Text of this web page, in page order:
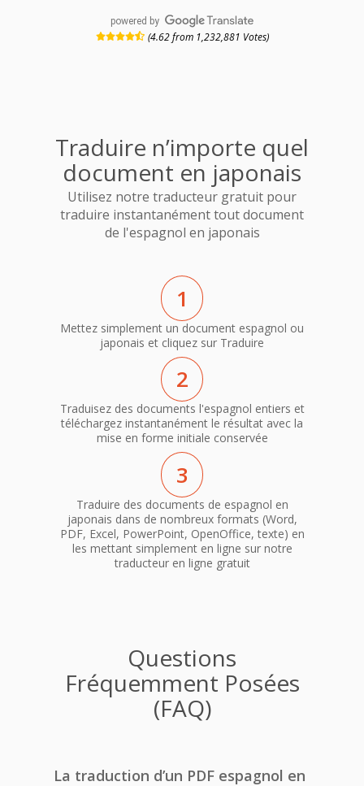
powered by
(4.62 from 1,232,881 Votes)
Traduire n’importe quel
document en japonais
Utilisez notre traducteur gratuit pour
traduire instantanément tout document
de l'espagnol en japonais
1
Mettez simplement un document espagnol ou
japonais et cliquez sur Traduire
2
Traduisez des documents l'espagnol entiers et
téléchargez instantanément le résultat avec la
mise en forme initiale conservée
3
Traduire des documents de espagnol en
japonais dans de nombreux formats (Word,
PDF, Excel, PowerPoint, OpenOffice, texte) en
les mettant simplement en ligne sur notre
traducteur en ligne gratuit
Questions
Fréquemment Posées
(FAQ)
La traduction d’un PDF espagnol en